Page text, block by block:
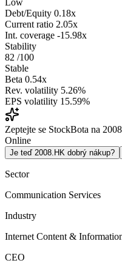
Low
Debt/Equity 0.18x
Current ratio 2.05x
Int. coverage -15.98x
Stability
82 /100
Stable
Beta 0.54x
Rev. volatility 5.26%
EPS volatility 15.59%
Zeptejte se StockBota na
Online
Je teď 2008.HK dobrý nákup?
Sector
Communication Services
Industry
Internet Content &
CEO